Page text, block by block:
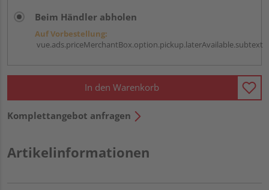
Beim Händler abholen
Auf Vorbestellung:
vue.ads.priceMerchantBox.option.pickup.laterAvailable.subtext
In den Warenkorb
Komplettangebot anfragen
Artikelinformationen